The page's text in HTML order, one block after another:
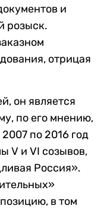
и
розыск.
отрицая
он является
по его мнению,
по 2016 год
V и VI созывов,
Россия».
в том